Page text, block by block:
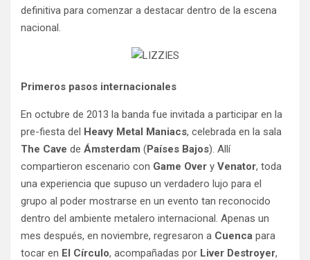
definitiva para comenzar a destacar dentro de la escena
nacional.
Primeros pasos internacionales
En octubre de 2013 la banda fue invitada a participar en la
pre-fiesta del Heavy Metal Maniacs, celebrada en la sala
The Cave de Ámsterdam (Países Bajos). Allí
compartieron escenario con Game Over y Venator, toda
una experiencia que supuso un verdadero lujo para el
grupo al poder mostrarse en un evento tan reconocido
dentro del ambiente metalero internacional. Apenas un
mes después, en noviembre, regresaron a Cuenca para
tocar en El Círculo, acompañadas por Liver Destroyer,